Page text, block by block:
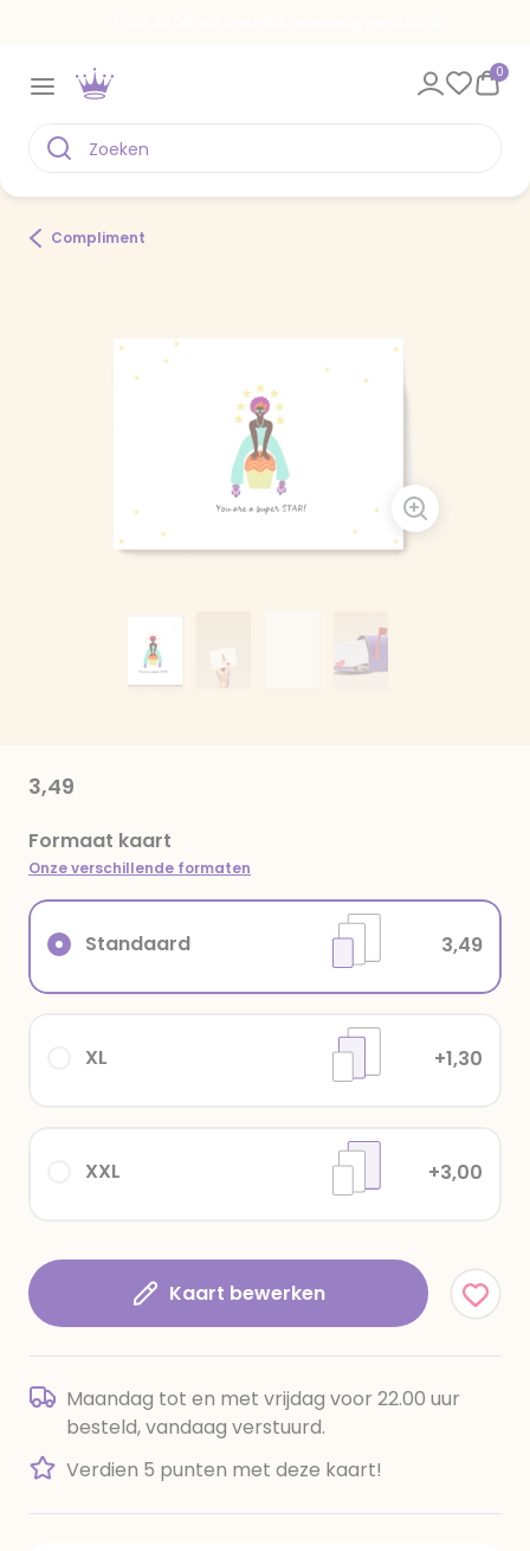
0
Compliment
3,49
Formaat kaart
Onze verschillende formaten
XXL +3,00
XL +1,30
Standaard 3,49
Kaart bewerken
Maandag tot en met vrijdag voor 22.00 uur
besteld, vandaag verstuurd.
Verdien 5 punten met deze kaart!